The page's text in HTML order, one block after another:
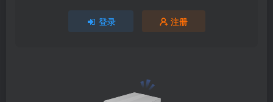
登录 注册